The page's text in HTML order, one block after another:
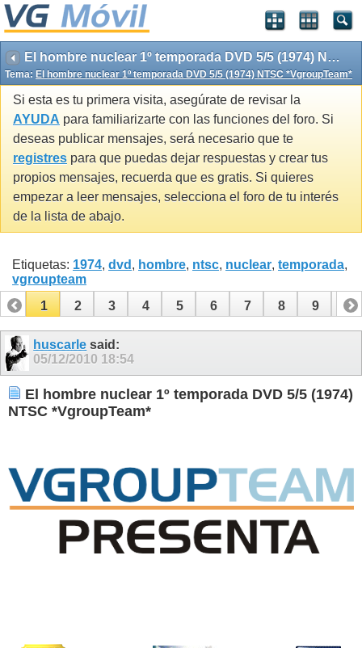
El hombre nuclear 1º temporada DVD 5/5 (1974) NTSC *VgroupTeam*
Tema: El hombre nuclear 1º temporada DVD 5/5 (1974) NTSC *VgroupTeam*
Si esta es tu primera visita, asegúrate de revisar la
AYUDA para familiarizarte con las funciones del foro. Si
deseas publicar mensajes, será necesario que te
registres para que puedas dejar respuestas y crear tus
propios mensajes, recuerda que es gratis. Si quieres
empezar a leer mensajes, selecciona el foro de tu interés
de la lista de abajo.
Etiquetas: 1974, dvd , hombre, ntsc, nuclear, temporada,
vgroupteam
1
2 3 4 5 6 7 8 9 10
12 13
huscarle said:
05/12/2010 18:54
El hombre nuclear 1º temporada DVD 5/5 (1974)
NTSC *VgroupTeam*